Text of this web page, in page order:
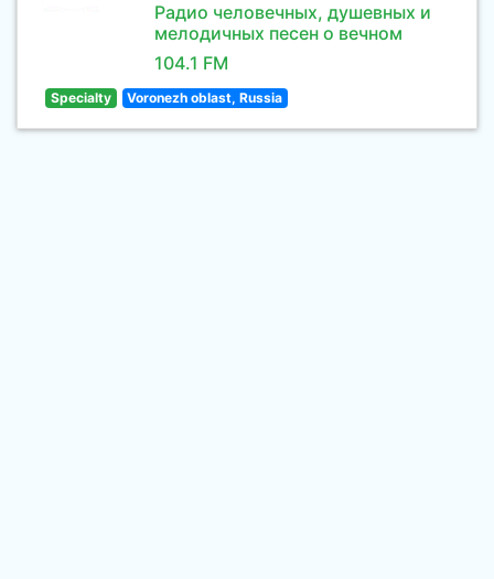
Радио человечных, душевных и
мелодичных песен о вечном
104.1 FM
Specialty Voronezh oblast, Russia